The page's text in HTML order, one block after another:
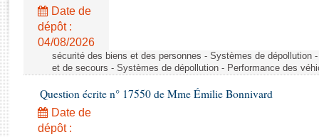
Rapports législatifs
Rapports sur l'application des lois
Baromètre de l’application des lois
Dossiers législatifs
Budget et sécurité sociale
Questions écrites et orales
Date de
dépôt :
04/08/2026
sécurité des biens et des personnes - Systèmes de dépollution
et de secours - Systèmes de dépollution - Performance des
Question écrite n° 17550 de Mme Émilie Bonnivard
Date de
dépôt :